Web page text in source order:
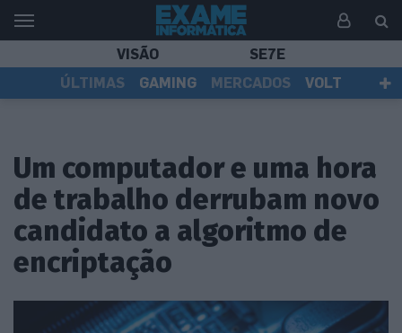
VISÃO
SE7E
ÚLTIMAS
GAMING MERCADOS
VOLT
Um computador e uma hora
de trabalho derrubam novo
candidato a algoritmo de
encriptação